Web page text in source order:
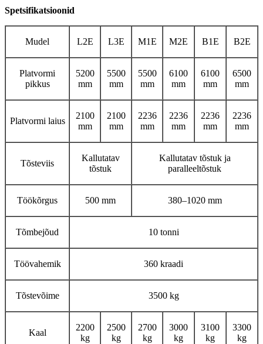
Spetsifikatsioonid
Mudel L2E L3E M1E M2E B1E B2E
Platvormi
pikkus
5200
mm
5500
mm
5500
mm
6100
mm
6100
mm
6500
mm
Platvormi laius
2100
mm
2100
mm
2236
mm
2236
mm
2236
mm
2236
mm
Tõsteviis
Kallutatav
tõstuk
Kallutatav tõstuk ja
paralleeltõstuk
Töökõrgus 500 mm 380–1020 mm
Tõmbejõud 10 tonni
Töövahemik 360 kraadi
Tõstevõime 3500 kg
Kaal
2200
kg
2500
kg
2700
kg
3000
kg
3100
kg
3300
kg